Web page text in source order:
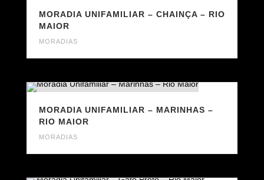
MORADIA UNIFAMILIAR – CHAINÇA – RIO
MAIOR
MORADIAS
MORADIA UNIFAMILIAR – MARINHAS –
RIO MAIOR
MORADIAS